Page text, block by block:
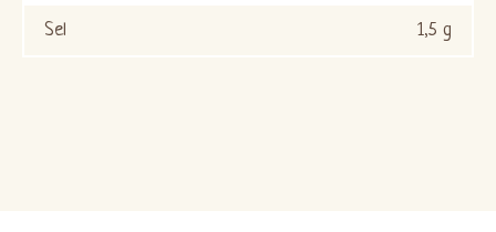
Sel 1,5 g